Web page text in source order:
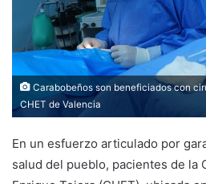
Carabobeños son beneficiados con
CHET de Valencia
En un esfuerzo articulado por
salud del pueblo, pacientes de la